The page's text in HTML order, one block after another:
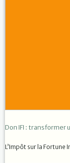
Don IFI : transformer
L’Impôt sur la